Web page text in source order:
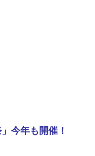
今年も開催！